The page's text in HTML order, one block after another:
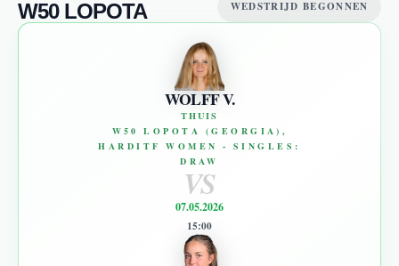
W50 LOPOTA
WEDSTRIJD BEGONNEN
WOLFF V.
THUIS
W50 LOPOTA (GEORGIA),
HARDITF WOMEN - SINGLES:
DRAW
VS
07.05.2026
15:00